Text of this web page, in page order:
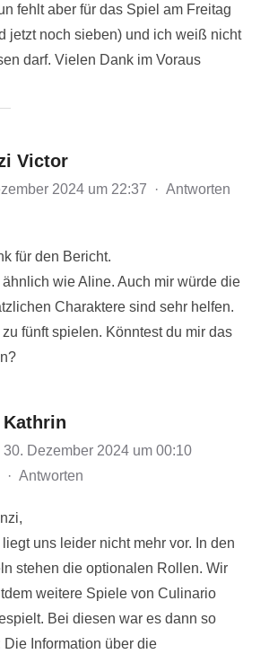
fehlt aber für das Spiel am Freitag
jetzt noch sieben) und ich weiß nicht
darf. Vielen Dank im Voraus
Victor
2024 um 22:37 · Antworten
für den Bericht.
ähnlich wie Aline. Auch mir würde die
Charaktere sind sehr helfen.
fünft spielen. Könntest du mir das
Kathrin
30. Dezember 2024 um 00:10
· Antworten
uns leider nicht mehr vor. In den
stehen die optionalen Rollen. Wir
weitere Spiele von Culinario
Bei diesen war es dann so
Die Information über die